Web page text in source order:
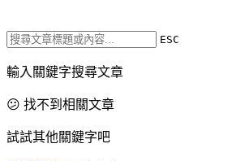
ESC
輸入關鍵字搜尋文章
😕 找不到相關文章
試試其他關鍵字吧